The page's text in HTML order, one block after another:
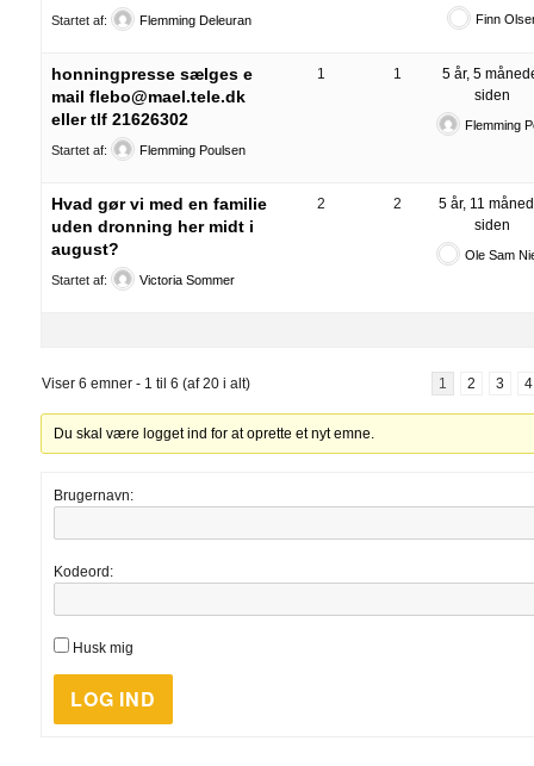
Startet af: Flemming Deleuran Finn
honningpresse sælges e
mail flebo@mael.tele.dk
eller tlf 21626302
Startet af: Flemming Poulsen
1 1
5 år, 5
siden
Flemming
Hvad gør vi med en familie
uden dronning her midt i
august?
Startet af: Victoria Sommer
2 2
5 år, 11
siden
Ole Sam
Viser 6 emner - 1 til 6 (af 20 i alt) 1 2 3 4
Du skal være logget ind for at oprette et nyt emne.
Brugernavn:
Kodeord:
Husk mig
LOG IND